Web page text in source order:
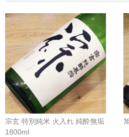
France Bourgogone/ﾌﾗﾝｽ･ﾌﾞﾙｺ
Pattes Loup（ﾊﾟｯﾄ・ﾙｰ）
Marcel Lapierre（ﾏﾙｾﾙ・ﾗﾋﾟ
Philippe Jambon（ﾌｨﾘｯﾌﾟ･ｼ
Roblet Monnot（ﾛﾌﾞﾚ･ﾓﾉ）
France Cotes du Rhone /ﾌﾗﾝｽ･ｺ
宗玄 特別純米 火入れ 純酔無垢
1800ml